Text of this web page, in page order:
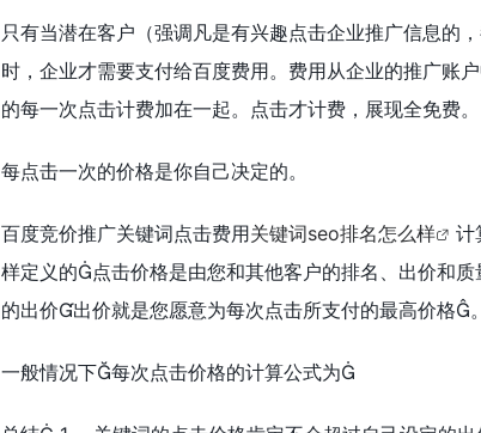
只有当潜在客户（强调凡是有兴趣点击企业推广信息的
时，企业才需要支付给百度费用。费用从企业的推广账
的每一次点击计费加在一起。点击才计费，展现全免费。
每点击一次的价格是你自己决定的。
百度竞价推广关键词点击费用关键词seo排名怎么样
计
样定义的点击价格是由您和其他客户的排名、出价和
的出价出价就是您愿意为每次点击所支付的最高价格。
一般情况下每次点击价格的计算公式为